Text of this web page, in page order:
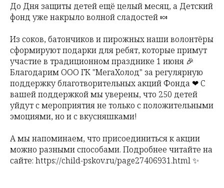
До Дня защиты детей ещё целый месяц, а Детский
фонд уже накрыло волной сладостей 🍬
Из соков, батончиков и пирожных наши волонтёры
сформируют подарки для ребят, которые примут
участие в традиционном празднике 1 июня 🎉
Благодарим ООО ГК "МегаХолод" за регулярную
поддержку благотворительных акций Фонда ❤ С
вашей поддержкой мы уверены, что 250 детей
уйдут с мероприятия не только с положительными
эмоциями, но и с вкусняшками!
А мы напоминаем, что присоединиться к акции
можно разными способами. Подробнее читайте на
сайте: https://child-pskov.ru/page27406931.html ✨